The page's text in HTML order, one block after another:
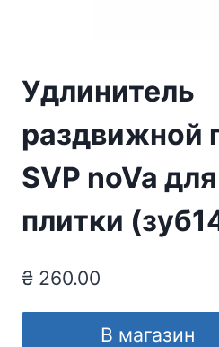
Удлинитель
раздвижной
SVP noVa
плитки
₴ 260.00
В магазин